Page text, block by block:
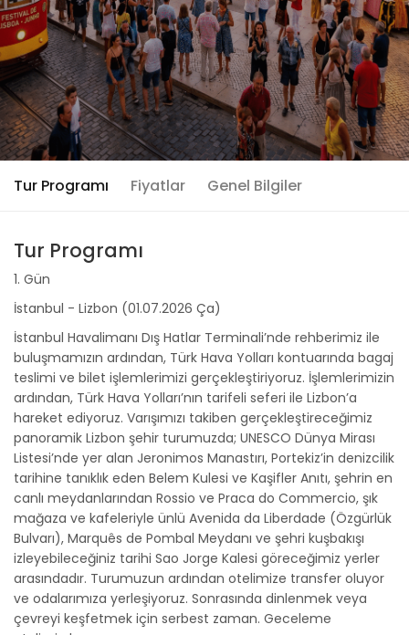
Tur Programı Fiyatlar Genel Bilgiler
Tur Programı
1. Gün
İstanbul - Lizbon (01.07.2026 Ça)
İstanbul Havalimanı Dış Hatlar Terminali’nde rehberimiz ile
buluşmamızın ardından, Türk Hava Yolları kontuarında bagaj
teslimi ve bilet işlemlerimizi gerçekleştiriyoruz. İşlemlerimizin
ardından, Türk Hava Yolları’nın tarifeli seferi ile Lizbon’a
hareket ediyoruz. Varışımızı takiben gerçekleştireceğimiz
panoramik Lizbon şehir turumuzda; UNESCO Dünya Mirası
Listesi’nde yer alan Jeronimos Manastırı, Portekiz’in denizcilik
tarihine tanıklık eden Belem Kulesi ve Kaşifler Anıtı, şehrin en
canlı meydanlarından Rossio ve Praca do Commercio, şık
mağaza ve kafeleriyle ünlü Avenida da Liberdade (Özgürlük
Bulvarı), Marquês de Pombal Meydanı ve şehri kuşbakışı
izleyebileceğiniz tarihi Sao Jorge Kalesi göreceğimiz yerler
arasındadır. Turumuzun ardından otelimize transfer oluyor
ve odalarımıza yerleşiyoruz. Sonrasında dinlenmek veya
çevreyi keşfetmek için serbest zaman. Geceleme